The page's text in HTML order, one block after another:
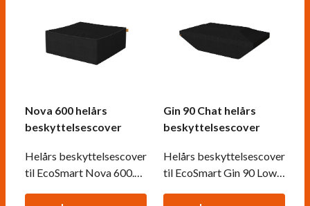
Nova 600 helårs
beskyttelsescover
Helårs beskyttelsescover
til EcoSmart Nova 600.
Gin 90 Chat helårs
beskyttelsescover
Helårs beskyttelsescover
til EcoSmart Gin 90 Low.